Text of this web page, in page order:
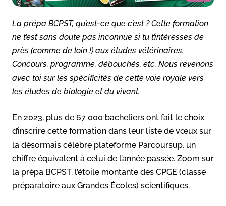
La prépa BCPST, qu’est-ce que c’est ? Cette formation
ne t’est sans doute pas inconnue si tu t’intéresses de
près (comme de loin !) aux études vétérinaires.
Concours, programme, débouchés, etc. Nous revenons
avec toi sur les spécificités de cette voie royale vers
les études de biologie et du vivant.
En 2023, plus de 67 000 bacheliers ont fait le choix
d’inscrire cette formation dans leur liste de vœux sur
la désormais célèbre plateforme Parcoursup, un
chiffre équivalent à celui de l’année passée. Zoom sur
la prépa BCPST, l’étoile montante des CPGE (classe
préparatoire aux Grandes Écoles) scientifiques.